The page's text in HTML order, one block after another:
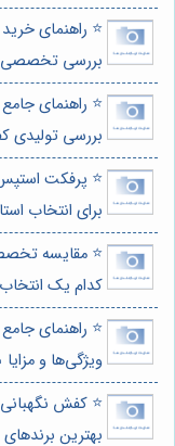
بررسی تخصصی
⭐️ راهنمای
بررسی
⭐️ پرفکت
برای انتخاب
⭐️ مقایسه
کدام یک
⭐️ راهنمای
ویژگی‌ها و
⭐️ کفش
بهترین برندهای